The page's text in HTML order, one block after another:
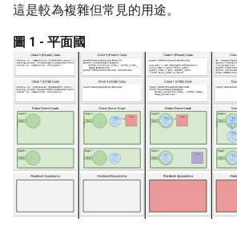
這是較為複雜但常見的用途。
圖 1 - 平面國